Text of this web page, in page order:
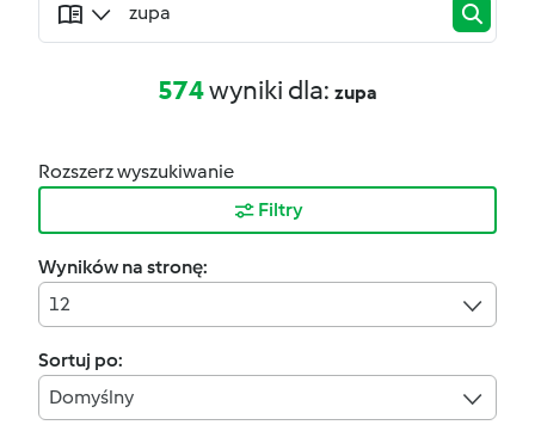
574wyniki dla: zupa
Rozszerz wyszukiwanie
Filtry
Wyników na stronę:
12
Sortuj po:
Domyślny